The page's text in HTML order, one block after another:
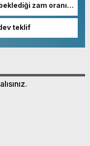
zam oranı
teklif